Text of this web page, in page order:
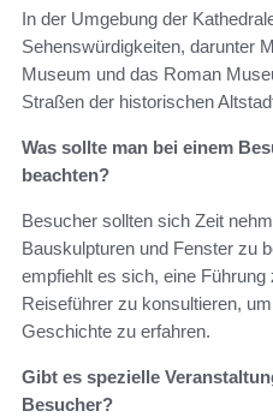
In der Umgebung der
Sehenswürdigkeiten, darunter
Museum und das Roman
Straßen der historischen
Was sollte man bei einem
beachten?
Besucher sollten sich Zeit
Bauskulpturen und Fenster zu
empfiehlt es sich, eine Führung
Reiseführer zu konsultieren,
Geschichte zu erfahren.
Gibt es spezielle
Besucher?